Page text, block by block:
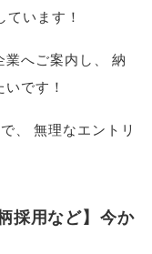
います！
業へご案内し 、
納
です！
、
無理なエントリ
採用など】 今か